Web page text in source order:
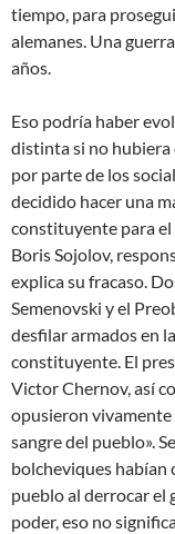
tiempo, para
alemanes. Una
años.
Eso podría haber
distinta si no
por parte de los
decidido hacer una
constituyente para
Boris Sojolov,
explica su fracaso.
Semenovski y el
desfilar armados en
constituyente. El
Victor Chernov, así
opusieron vivamente
sangre del pueblo».
bolcheviques habían
pueblo al derrocar el
poder, eso no